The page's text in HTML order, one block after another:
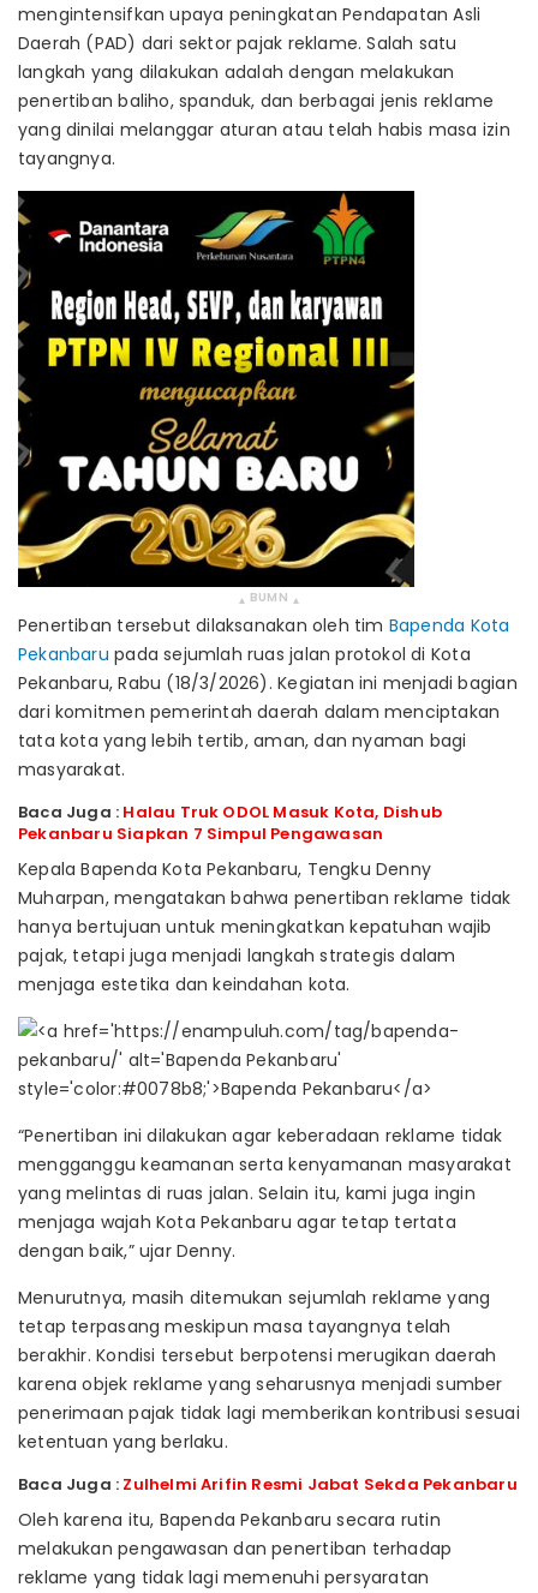
mengintensifkan upaya peningkatan Pendapatan Asli
Daerah (PAD) dari sektor pajak reklame. Salah satu
langkah yang dilakukan adalah dengan melakukan
penertiban baliho, spanduk, dan berbagai jenis reklame
yang dinilai melanggar aturan atau telah habis masa izin
tayangnya.
▴ BUMN ▴
Penertiban tersebut dilaksanakan oleh tim Bapenda Kota
Pekanbaru pada sejumlah ruas jalan protokol di Kota
Pekanbaru, Rabu (18/3/2026). Kegiatan ini menjadi bagian
dari komitmen pemerintah daerah dalam menciptakan
tata kota yang lebih tertib, aman, dan nyaman bagi
masyarakat.
Baca Juga : Halau Truk ODOL Masuk Kota, Dishub
Pekanbaru Siapkan 7 Simpul Pengawasan
Kepala Bapenda Kota Pekanbaru, Tengku Denny
Muharpan, mengatakan bahwa penertiban reklame tidak
hanya bertujuan untuk meningkatkan kepatuhan wajib
pajak, tetapi juga menjadi langkah strategis dalam
menjaga estetika dan keindahan kota.
“Penertiban ini dilakukan agar keberadaan reklame tidak
mengganggu keamanan serta kenyamanan masyarakat
yang melintas di ruas jalan. Selain itu, kami juga ingin
menjaga wajah Kota Pekanbaru agar tetap tertata
dengan baik,” ujar Denny.
Menurutnya, masih ditemukan sejumlah reklame yang
tetap terpasang meskipun masa tayangnya telah
berakhir. Kondisi tersebut berpotensi merugikan daerah
karena objek reklame yang seharusnya menjadi sumber
penerimaan pajak tidak lagi memberikan kontribusi sesuai
ketentuan yang berlaku.
Baca Juga : Zulhelmi Arifin Resmi Jabat Sekda Pekanbaru
Oleh karena itu, Bapenda Pekanbaru secara rutin
melakukan pengawasan dan penertiban terhadap
reklame yang tidak lagi memenuhi persyaratan